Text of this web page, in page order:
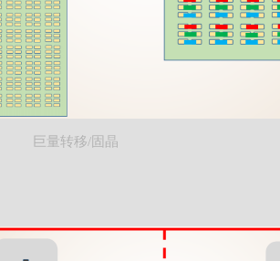
巨量转移/固晶